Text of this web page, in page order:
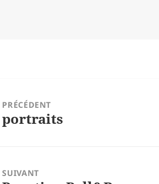
PRÉCÉDENT
Article
portraits
SUIVANT